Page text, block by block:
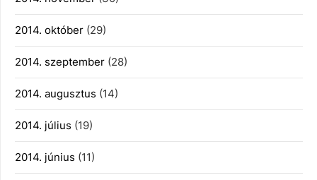
2014. október (29)
2014. szeptember (28)
2014. augusztus (14)
2014. július (19)
2014. június (11)